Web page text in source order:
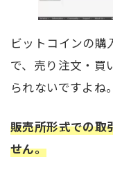
ビットコインの購
で、売り注文・買
られないですよね。
販売所形式での取
せん。